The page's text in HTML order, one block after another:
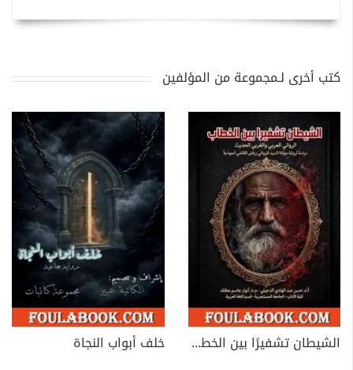
كتب أخرى لـمجموعة من المؤلفين
الشيطان تشفيرًا بين الخطاب الروائي العربي والغربي الحديث خلف أبواب النجاة